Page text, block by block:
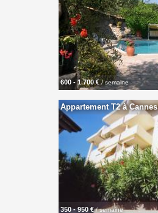
600 - 1 700 €/ semaine
Appartement T2 à Cannes
350 - 950 €/ semaine